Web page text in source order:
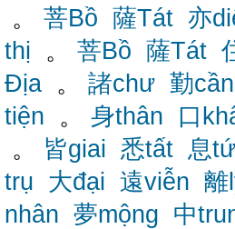
。 菩Bồ 薩Tát 亦
thị 。 菩Bồ 薩Tát
Địa 。 諸chư 勤cần
tiện 。 身thân 口
。 皆giai 悉tất 息
trụ 大đại 遠viễn 離
nhân 夢mộng 中